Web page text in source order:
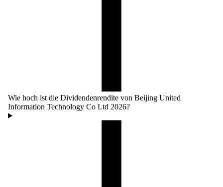
Wie hoch ist die Dividendenrendite von Beijing United
Information Technology Co Ltd 2026?